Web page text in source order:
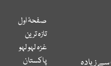
زیادہ
صفحۂ اول
تازہ ترین
غزہ لہو لہو
پاکستان